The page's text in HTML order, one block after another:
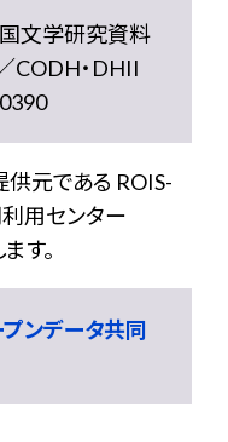
国文学研究資料
CODH・DHII
供元である ROIS-
用センター
す。
ンデータ共同